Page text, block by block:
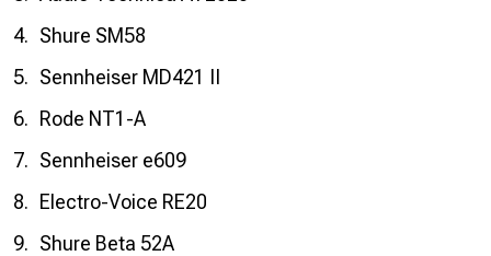
Shure SM58
Sennheiser MD421 II
Rode NT1-A
Sennheiser e609
Electro-Voice RE20
Shure Beta 52A